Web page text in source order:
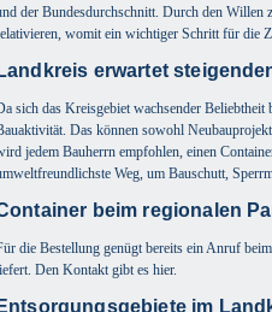
der Bundesdurchschnitt. Durch den Willen
womit ein wichtiger Schritt für die
Landkreis erwartet
sich das Kreisgebiet wachsender
Das können sowohl
jedem Bauherrn empfohlen, einen
Weg, um Bauschutt,
beim regionalen
die Bestellung genügt bereits ein Anruf
Den Kontakt gibt es hier.
Entsorgungsgebiete im